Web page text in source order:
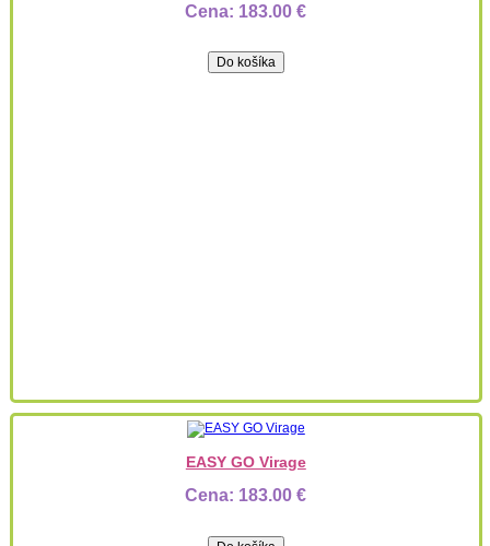
Cena: 183.00 €
EASY GO Virage
Cena: 183.00 €